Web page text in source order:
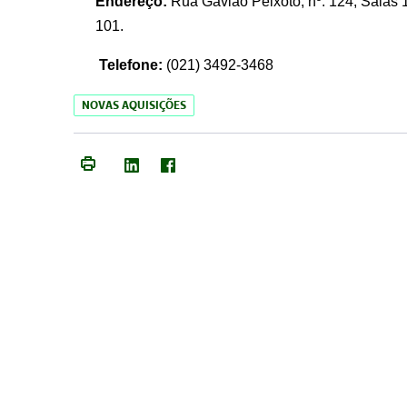
101.
Telefone: (021) 3492-3468
NOVAS AQUISIÇÕES